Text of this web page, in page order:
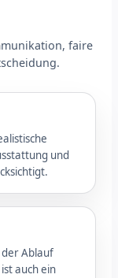
faire
und
Ablauf
auch ein